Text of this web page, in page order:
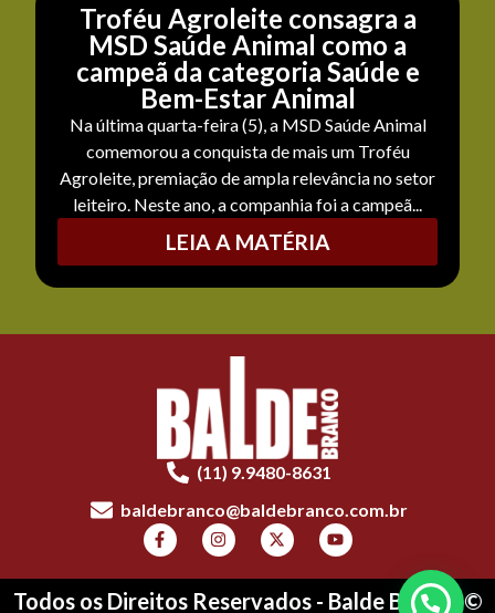
Troféu Agroleite consagra a
MSD Saúde Animal como a
campeã da categoria Saúde e
Bem-Estar Animal
Na última quarta-feira (5), a MSD Saúde Animal
comemorou a conquista de mais um Troféu
Agroleite, premiação de ampla relevância no setor
leiteiro. Neste ano, a companhia foi a campeã...
LEIA A MATÉRIA
(11) 9.9480-8631
baldebranco@baldebranco.com.br
Todos os Direitos Reservados - Balde Branco ©